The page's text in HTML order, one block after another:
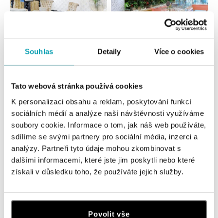
Souhlas Detaily Více o cookies
Tato webová stránka používá cookies
K personalizaci obsahu a reklam, poskytování funkcí
sociálních médií a analýze naší návštěvnosti využíváme
soubory cookie. Informace o tom, jak náš web používáte,
sdílíme se svými partnery pro sociální média, inzerci a
analýzy. Partneři tyto údaje mohou zkombinovat s
dalšími informacemi, které jste jim poskytli nebo které
získali v důsledku toho, že používáte jejich služby.
Povolit vše
ALO diamonds Hilton, Košice
Hlavná 123/1, 040 01 Košice
tel.: +421 911 854 322, +421 917 869 485
zajtra otvorené od 10:00
ALOve OC Aupark, Bratislava
Einsteinova 3541/18, 851 01 Bratislava
tel.: +421917090556
dnes otvorené do 21:00
ALOve OC Eurovea, Bratislava
Pribinova 8, 811 09 Bratislava